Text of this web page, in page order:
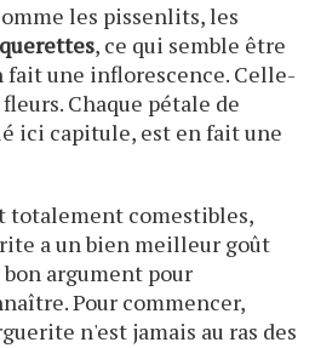
les pissenlits, les
, ce qui semble être
une inflorescence. Celle-
Chaque pétale de
ici capitule, est en fait une
totalement comestibles,
a un bien meilleur goût
argument pour
Pour commencer,
n'est jamais au ras des